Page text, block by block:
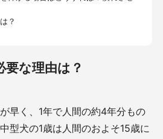
？
要な理由は？
早く、 1年で人間の約4年分もの
型犬の1歳は人間のおよそ15歳に